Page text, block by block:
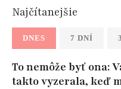
Najčítanejšie
DNES 7 DNÍ
To nemôže byť ona:
takto vyzerala, keď